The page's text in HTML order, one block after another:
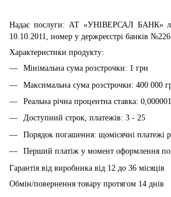
Надає послуги: АТ «УНІВЕРСАЛ БАНК»
10.10.2011, номер у держреєстрі банків
Характеристики продукту:
Мінімальна сума розстрочки: 1 грн
Максимальна сума розстрочки: 400 000
Реальна річна процентна ставка:
Доступний строк, платежів: 3 - 25
Порядок погашення: щомісячні платежі
Перший платіж у момент оформлення
Гарантія від виробника від 12 до 36 місяців
Обмін/повернення товару протягом 14 днів